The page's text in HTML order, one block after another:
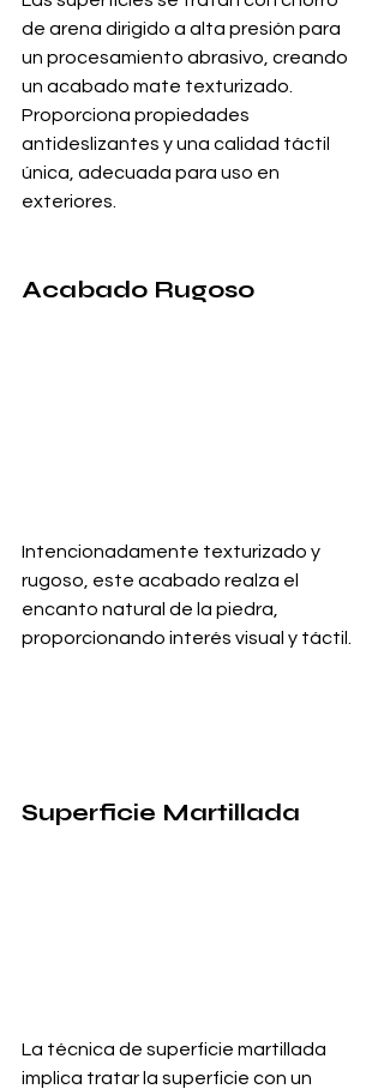
de arena dirigido a alta presión para
un procesamiento abrasivo, creando
un acabado mate texturizado.
Proporciona propiedades
antideslizantes y una calidad táctil
única, adecuada para uso en
exteriores.
Acabado Rugoso
Intencionadamente texturizado y
rugoso, este acabado realza el
encanto natural de la piedra,
proporcionando interés visual y táctil.
Superficie Martillada
La técnica de superficie martillada
implica tratar la superficie con un